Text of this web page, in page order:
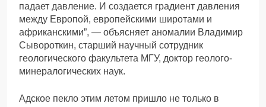
падает давление. И создается градиент давления
между Европой, европейскими широтами и
африканскими”, — объясняет аномалии Владимир
Сывороткин, старший научный сотрудник
геологического факультета МГУ, доктор геолого-
минералогических наук.
Адское пекло этим летом пришло не только в